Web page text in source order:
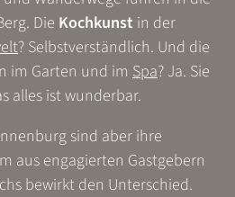
Die Kochkunst in der
? Selbstverständlich. Und die
im Garten und im Spa? Ja. Sie
alles ist wunderbar.
sind aber ihre
aus engagierten Gastgebern
bewirkt den Unterschied.